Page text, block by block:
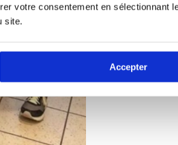
votre consentement en sélectionnant
site.
Accepter